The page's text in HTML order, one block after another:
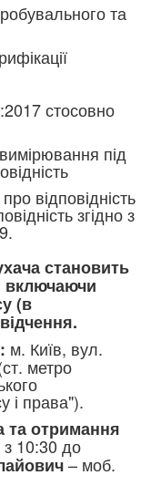
та
стосовно
під
відповідність
згідно з
становить
включаючи
(в
м. Київ, вул.
метро
і права").
та отримання
10:30 до
– моб.